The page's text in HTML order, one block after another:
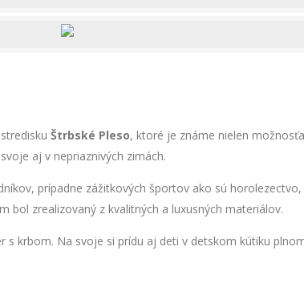
Štrbské Pleso, ktoré je známe nielen
aj v nepriaznivých zimách.
prípadne zážitkových športov ako sú
bol zrealizovaný z kvalitných a luxusných materiálov.
krbom. Na svoje si prídu aj deti v detskom kútiku